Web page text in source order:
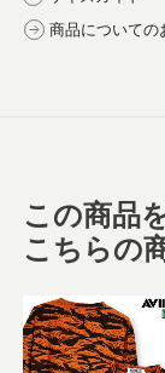
商品についての
この商品
こちらの